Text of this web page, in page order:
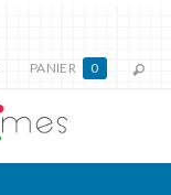
PANIER 0